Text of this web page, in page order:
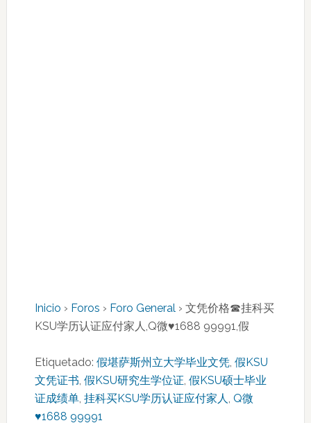
Inicio › Foros › Foro General › 文凭价格☎挂科买
KSU学历认证应付家人,Q微♥1688 99991,假
Etiquetado: 假堪萨斯州立大学毕业文凭, 假KSU
文凭证书, 假KSU研究生学位证, 假KSU硕士毕业
证成绩单, 挂科买KSU学历认证应付家人, Q微
♥1688 99991